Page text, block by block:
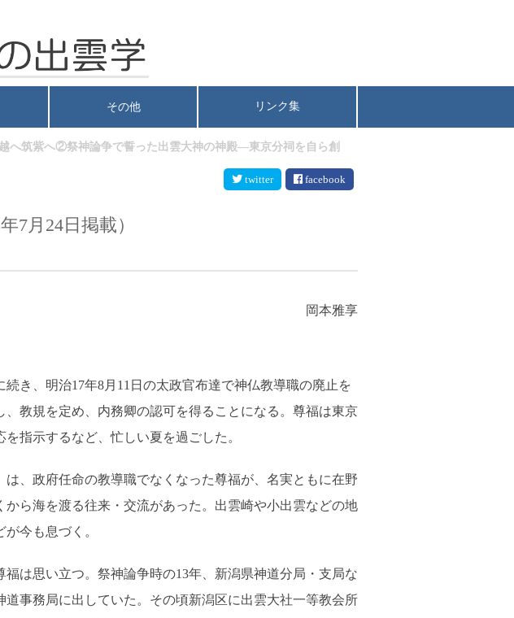
その他 リンク集
へ筑紫へ②祭神論争で誓った出雲大神の神殿―東京分祠を自ら創
twitter
facebook
年7月24日掲載）
岡本雅享
き、明治17年8月11日の太政官布達で神仏教導職の廃止を
教規を定め、内務卿の認可を得ることになる。尊福は東京
指示するなど、忙しい夏を過ごした。
、政府任命の教導職でなくなった尊福が、名実ともに在野
ら海を渡る往来・交流があった。出雲崎や小出雲などの地
今も息づく。
は思い立つ。祭神論争時の13年、新潟県神道分局・支局な
事務局に出していた。その頃新潟区に出雲大社一等教会所